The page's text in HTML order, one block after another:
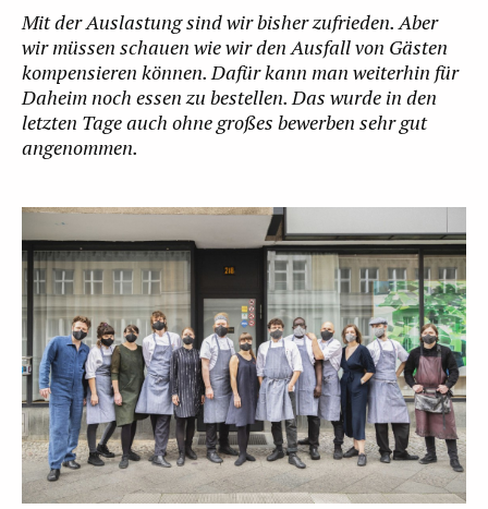
Mit der Auslastung sind wir bisher zufrieden.Aber
wir müssen schauen wie wir den Ausfall von Gästen
kompensieren können.Dafür kann man weiterhin für
Daheim noch essen zu bestellen. Das wurde in den
letzten Tage auch ohne großes bewerben sehr gut
angenommen.